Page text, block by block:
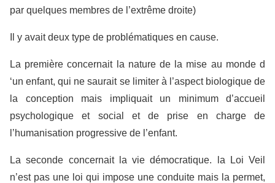
par quelques membres de l’extrême droite)
Il y avait deux type de problématiques en cause.
La première concernait la nature de la mise au monde d
‘un enfant, qui ne saurait se limiter à l’aspect biologique de
la conception mais impliquait un minimum d’accueil
psychologique et social et de prise en charge de
l’humanisation progressive de l’enfant.
La seconde concernait la vie démocratique. la Loi Veil
n’est pas une loi qui impose une conduite mais la permet,